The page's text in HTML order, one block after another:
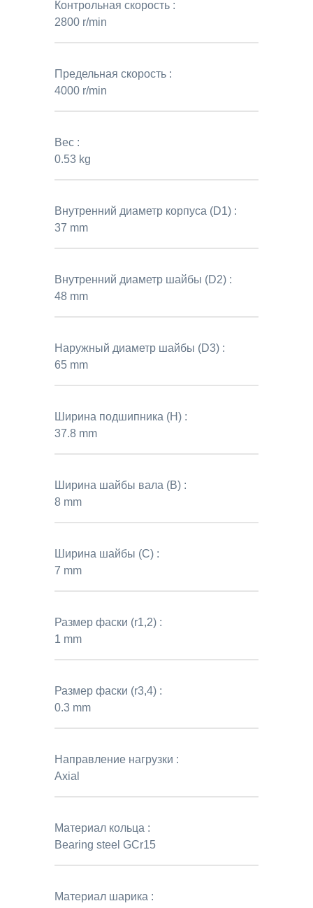
Контрольная скорость :
2800 r/min
Предельная скорость :
4000 r/min
Вес :
0.53 kg
Внутренний диаметр корпуса (D1) :
37 mm
Внутренний диаметр шайбы (D2) :
48 mm
Наружный диаметр шайбы (D3) :
65 mm
Ширина подшипника (H) :
37.8 mm
Ширина шайбы вала (B) :
8 mm
Ширина шайбы (C) :
7 mm
Размер фаски (r1,2) :
1 mm
Размер фаски (r3,4) :
0.3 mm
Направление нагрузки :
Axial
Материал кольца :
Bearing steel GCr15
Материал шарика :